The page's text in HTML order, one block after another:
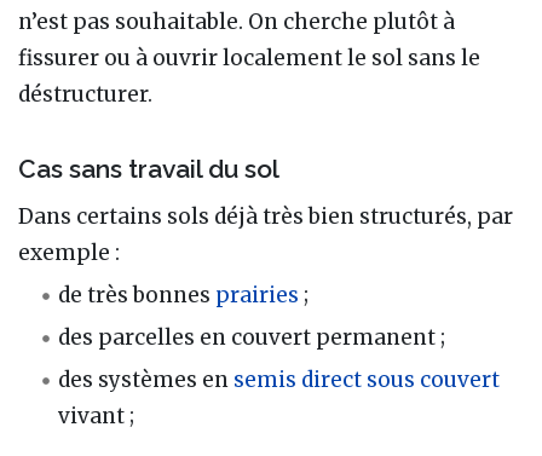
n’est pas souhaitable. On cherche plutôt à
fissurer ou à ouvrir localement le sol sans le
déstructurer.
Cas sans travail du sol
Dans certains sols déjà très bien structurés, par
exemple :
de très bonnes prairies ;
des parcelles en couvert permanent ;
des systèmes en semis direct sous couvert
vivant ;